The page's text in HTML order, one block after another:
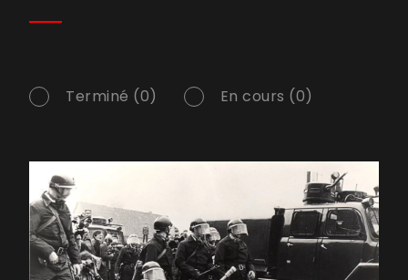
Terminé (0) En cours (0)